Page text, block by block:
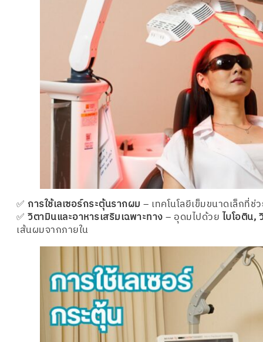
✅ การใช้เลเซอร์กระตุ้นรากผม – เทคโนโลยีเข็มขนาดเล็กที่
✅ วิตามินและอาหารเสริมเฉพาะทาง– อุดมไปด้วย ไบโอติน,
เส้นผมจากภายใน